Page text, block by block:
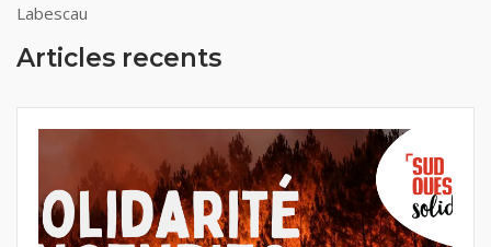
Labescau
Articles recents